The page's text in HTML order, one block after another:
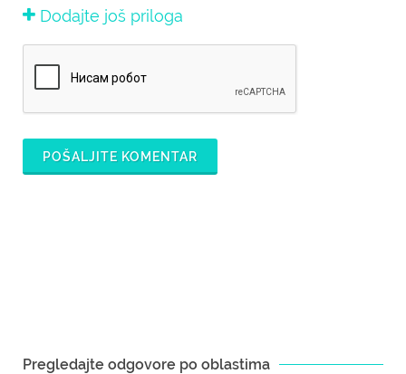
Dodajte još priloga
POŠALJITE KOMENTAR
Pregledajte odgovore po oblastima